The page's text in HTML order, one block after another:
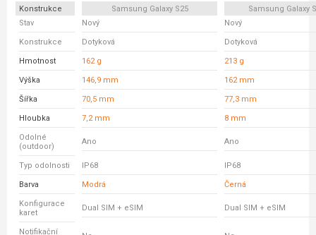
Konstrukce Samsung Galaxy S25
Samsung Galaxy
Stav
Nový Nový
Konstrukce Dotyková Dotyková
Hmotnost 162 g 213 g
Výška 146,9 mm 162 mm
Šířka 70,5 mm 77,3 mm
Hloubka 7,2 mm 8 mm
Odolné
(outdoor)
Ano Ano
Typ odolnosti IP68 IP68
Barva Modrá Černá
Konfigurace
karet
Dual SIM + eSIM Dual SIM + eSIM
Notifikační